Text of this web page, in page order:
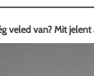
veled van? Mit jelent